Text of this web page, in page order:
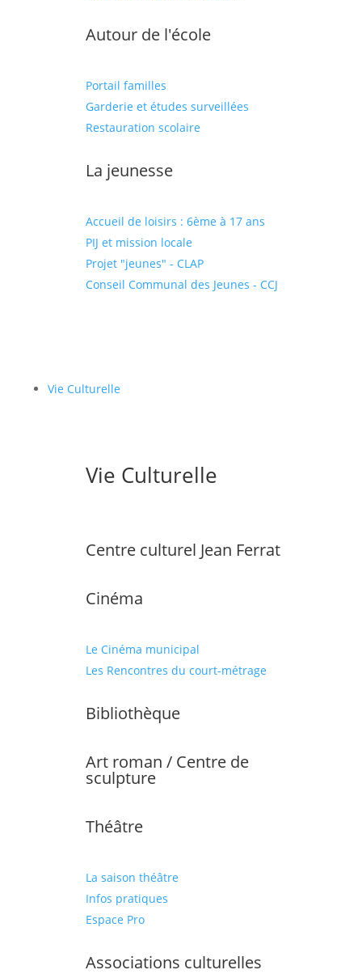
Autour de l'école
Portail familles
Garderie et études surveillées
Restauration scolaire
La jeunesse
Accueil de loisirs : 6ème à 17 ans
PIJ et mission locale
Projet "jeunes" - CLAP
Conseil Communal des Jeunes - CCJ
Vie Culturelle
Vie Culturelle
Centre culturel Jean Ferrat
Cinéma
Le Cinéma municipal
Les Rencontres du court-métrage
Bibliothèque
Art roman / Centre de
sculpture
Théâtre
La saison théâtre
Infos pratiques
Espace Pro
Associations culturelles